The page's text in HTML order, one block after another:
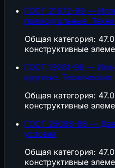
ГОСТ 21672-99 —
прямоугольные.
Общая категория:
конструктивные
ГОСТ 19261-98 —
круглые. Технические
Общая категория:
конструктивные
ГОСТ 25088-98 —
условия
Общая категория:
конструктивные